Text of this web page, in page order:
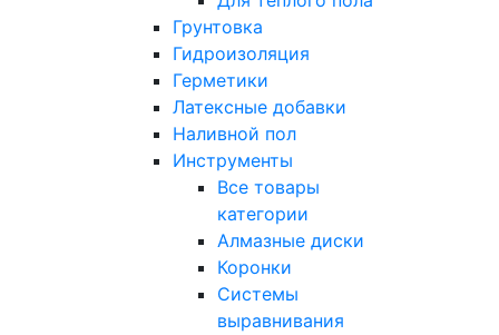
Грунтовка
Гидроизоляция
Герметики
Латексные добавки
Наливной пол
Инструменты
Все товары
категории
Алмазные диски
Коронки
Системы
выравнивания